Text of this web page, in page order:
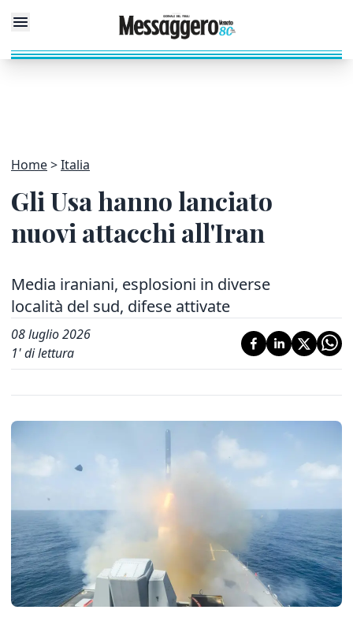
Home Italia
Gli Usa hanno lanciato
nuovi attacchi all'Iran
Media iraniani, esplosioni in diverse
località del sud, difese attivate
08 luglio 2026
1' di lettura